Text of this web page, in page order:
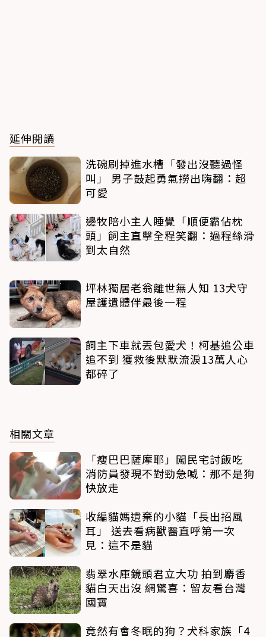
延伸閱讀
洗碗刷掉進水槽「發出沒聽過怪
叫」 男子鼓起勇氣撈出嗨翻：超
可愛
邊牧陪小主人睡覺「順便霸佔枕
頭」飼主直擊全程笑翻：過程絲滑
到太自然
坪林獨居老翁離世無人知 13犬守
屋護遺體伴最後一程
飼主下車就丟包愛犬！柯基追公車
追不到 獲救後默默流淚13萬人心
都碎了
相關文章
「瘦巴巴薩摩耶」闖民宅討飯吃
消防員發現不對勁急喊：那不是狗
快放走
收編貓媽遺棄的小貓「長出招風
耳」 送去看病獸醫直呼第一次
見：這不是貓
翡翠水庫鏡頭君立大功 拍到麝香
貓白天出沒 網驚喜：留友看台灣
國寶
竟然有會冬眠的狗？犬科家族「4